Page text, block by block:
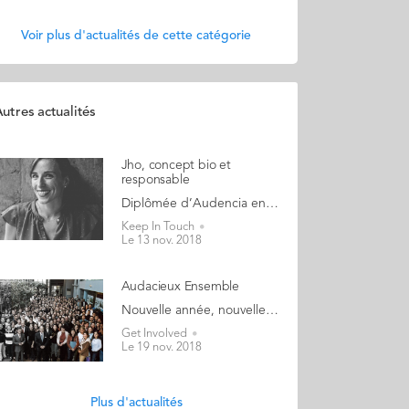
Voir plus d'actualités de cette catégorie
actualités
Jho, concept bio et
responsable
Diplômée d’Audencia en 2011, Coline Mazeyrat a débuté sa carrière chez Oxybul Eveil et Jeux, est passée ensuite par le pure player Avenuedesjeux.com avant de se lancer dans l’aventure de l’entrepreunariat à la fin de l’année 2017, avec la création de « Jho », marque de tampons et serviettes hygiéniques en coton bio. Un projet né au sein du « Start up Studio » d’Imagination Machine, incubateur nantais piloté par Rob Spiro, ex de la Silicon Valley. « Rob se demandait pourquoi ces produits n’existaient pas en France, explique Coline Mazeyrat. Au même moment, les marques leaders du marché essuyaient un scandale lié aux substances toxiques qu’elles utilisaient ». La marque bio arrivait donc à un moment propice. La jeune femme, spécialiste du marketing digital, rejoint alors Dorothée Barth (ex journaliste santé) dans l’aventure. Le temps de développer des produits, de trouver des fournisseurs, et les désormais deux associées lancent le site e-commerce en avril 2018. Une gamme de produits disponibles à l’unité ou sur abonnement : « On a commencé avec les basiques – serviettes et tampons – mais nous réfléchissons à élargir notre gamme ». Autre objectif : être présent dans des réseaux de distribution physiques : « Nous sommes en discussion avec plusieurs enseignes, spécialisées ou non dans le bio. » Pour développer leur petite entreprise, Coline et son associée mettent actuellement la touche finale à une première levée de fonds qui devrait être bouclée début 2019 et permettre de recruter dès le printemps prochain. Installé sur un marché très porteur, Jho (pour Juste et Honnête) sera-t-elle le Procter et Gamble de demain ? « On veut bien sûr faire grandir l’entreprise, explique Coline, mais toujours de façon responsable. C’est dans notre ADN. Aujourd’hui, sur chaque commande est prélevé un pourcentage destiné à des associations et des ONG. » Si les produits vendus par Jho touchent à l’intime – un sujet parfois tabou - les entrepreneuses ont pris le parti de proposer un discours décalé sur leur marque, maniant l’humour et la dérision pour se différencier des acteurs traditionnels. Un pari qui pourrait s’avérer gagnant... Voir la vidéo décalée de présentation de Jho
Keep In Touch
Le 13 nov. 2018
Audacieux Ensemble
Nouvelle année, nouvelle campagne pour la Fondation Audencia co-construite avec les diplômés : Votre histoire construit leurs futurs. Se replonger dans le passé pour se tourner vers l'avenir : c’est sur cet angle original que la campagne « Audacieux Ensemble » entend mobiliser le grand réseau des diplômés de l’École. Point de nostalgie mal placée ! Il s’agit de faire vivre l’esprit du réseau des diplômés et amis de l’École. Alors découvrez la vidéo, partagez les souvenirs de vos années à Audencia sur la plateforme audacieux-ensemble.com et participez. On compte sur vous ! Une question ? Contactez Marine Jégu à mjegu@audencia.com.
Get Involved
Le 19 nov. 2018
Plus d'actualités